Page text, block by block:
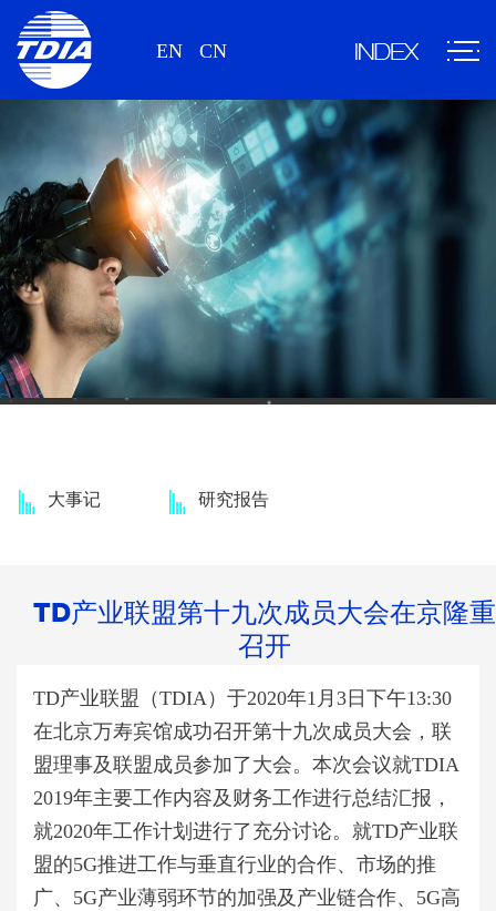
EN CN
大事记 研究报告
TD产业联盟第十九次成员大会在京隆重
召开
TD产业联盟（TDIA）于2020年1月3日下午13:30
在北京万寿宾馆成功召开第十九次成员大会，联
盟理事及联盟成员参加了大会。本次会议就TDIA
2019年主要工作内容及财务工作进行总结汇报，
就2020年工作计划进行了充分讨论。就TD产业联
盟的5G推进工作与垂直行业的合作、市场的推
广、5G产业薄弱环节的加强及产业链合作、5G高